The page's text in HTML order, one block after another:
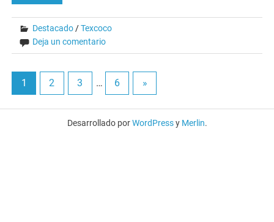
Destacado /Texcoco
Deja un comentario
1 2 3 … 6 »
Desarrollado porWordPressy Merlin.